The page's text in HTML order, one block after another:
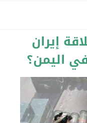
إيران
اليمن؟